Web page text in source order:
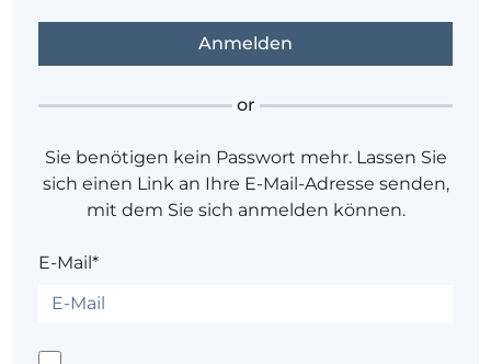
or
Sie benötigen kein Passwort mehr. Lassen Sie
sich einen Link an Ihre E-Mail-Adresse senden,
mit dem Sie sich anmelden können.
E-Mail*